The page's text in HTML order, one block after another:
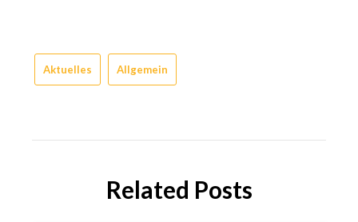
Aktuelles Allgemein
Related Posts